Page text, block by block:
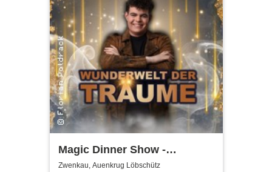
Magic Dinner Show -
WUNDERWELT DER TRÄUME
Zwenkau, Auenkrug Löbschütz